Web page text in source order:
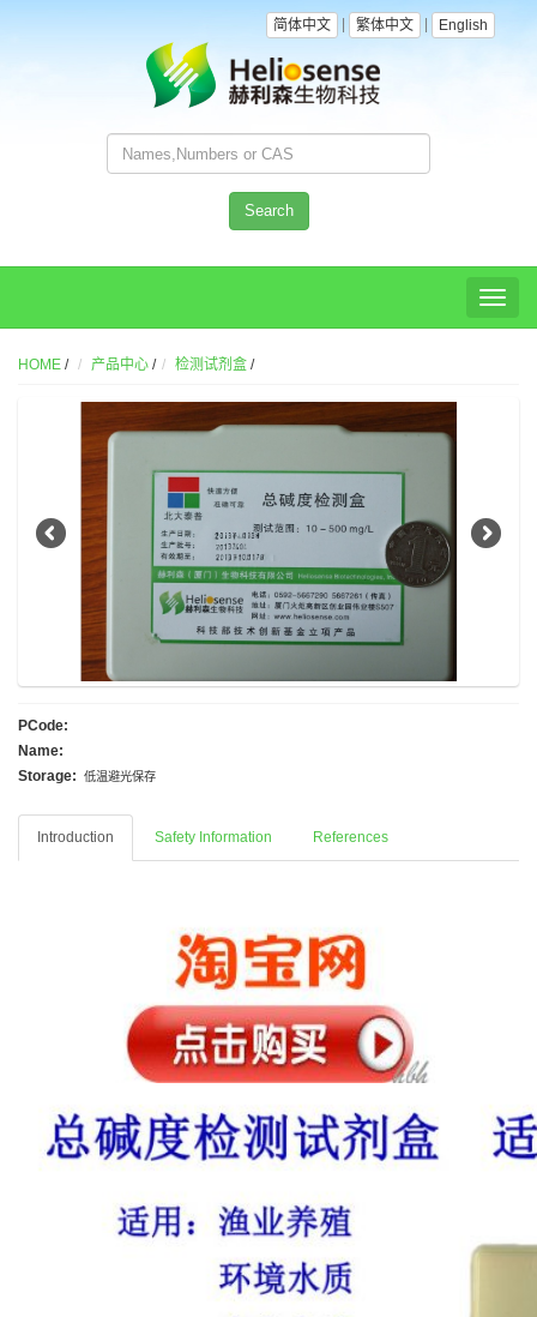
简体中文 繁体中文 English
Search
Toggle
HOME / 产品中心 / 检测试剂盒 /
PCode:
Name:
Storage:
低温避光保存
Introduction Safety Information References